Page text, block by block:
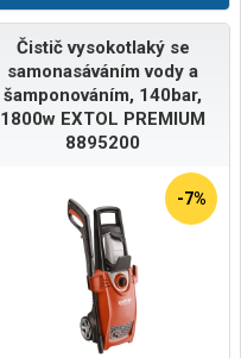
Čistič vysokotlaký se
samonasáváním vody a
šamponováním, 140bar,
1800w EXTOL PREMIUM
8895200
-7%